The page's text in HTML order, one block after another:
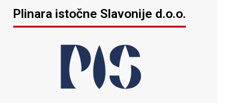
Plinara istočne Slavonije d.o.o.